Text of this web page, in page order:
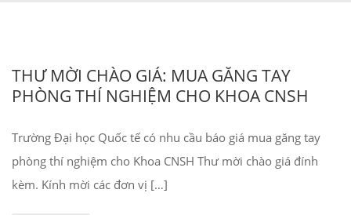
THƯ MỜI CHÀO GIÁ: MUA GĂNG TAY
PHÒNG THÍ NGHIỆM CHO KHOA CNSH
Trường Đại học Quốc tế có nhu cầu báo giá mua găng tay
phòng thí nghiệm cho Khoa CNSH Thư mời chào giá đính
kèm. Kính mời các đơn vị […]